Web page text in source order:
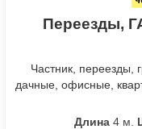
Переезды,
Частник, переезды,
дачные, офисные,
Длина4 м.